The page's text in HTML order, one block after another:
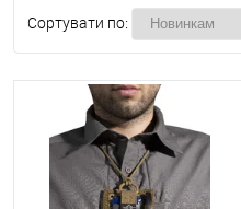
Сортувати по: